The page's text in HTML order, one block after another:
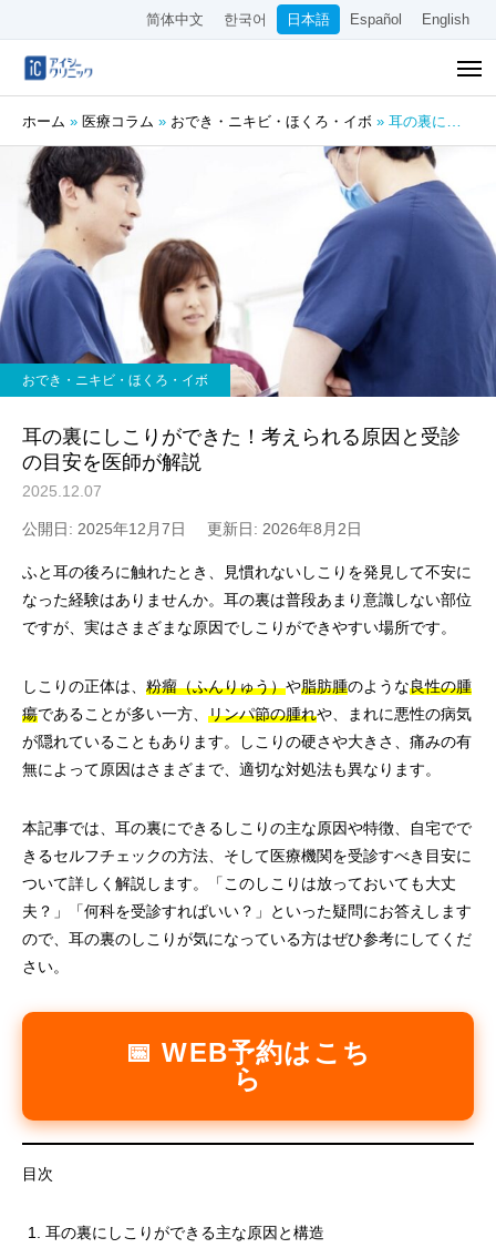
简体中文 한국어 日本語 Español English
ホーム » 医療コラム » おでき・ニキビ・ほくろ・イボ » 耳の裏にしこりができた！考えられる原因と受診の目安を医師が解説
おでき・ニキビ・ほくろ・イボ
耳の裏にしこりができた！考えられる原因と受診
の目安を医師が解説
2025.12.07
公開日: 2025年12月7日 更新日: 2026年8月2日
ふと耳の後ろに触れたとき、見慣れないしこりを発見して不安に
なった経験はありませんか。耳の裏は普段あまり意識しない部位
ですが、実はさまざまな原因でしこりができやすい場所です。
しこりの正体は、 粉瘤（ふんりゅう）や脂肪腫のような良性の腫
瘍であることが多い一方、 リンパ節の腫れや、まれに悪性の病気
が隠れていることもあります。しこりの硬さや大きさ、痛みの有
無によって原因はさまざまで、適切な対処法も異なります。
本記事では、耳の裏にできるしこりの主な原因や特徴、自宅でで
きるセルフチェックの方法、そして医療機関を受診すべき目安に
ついて詳しく解説します。「このしこりは放っておいても大丈
夫？」「何科を受診すればいい？」といった疑問にお答えします
ので、耳の裏のしこりが気になっている方はぜひ参考にしてくだ
さい。
📅 WEB予約はこち
ら
目次
耳の裏にしこりができる主な原因と構造